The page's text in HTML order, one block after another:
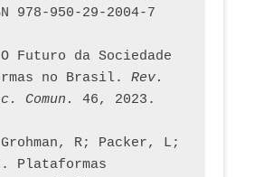
978-950-29-2004-7
Futuro da Sociedade
no Brasil. Rev.
Comun.
R; Packer, L;
Plataformas